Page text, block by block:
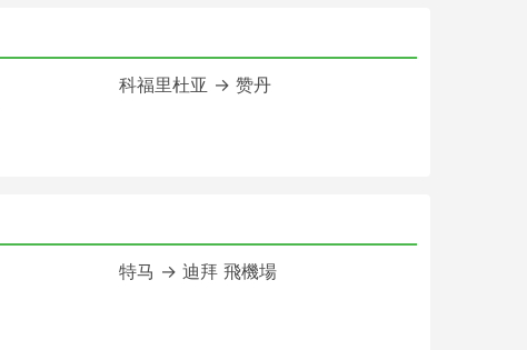
科福里杜亚 → 赞丹
特马 → 迪拜 飛機場